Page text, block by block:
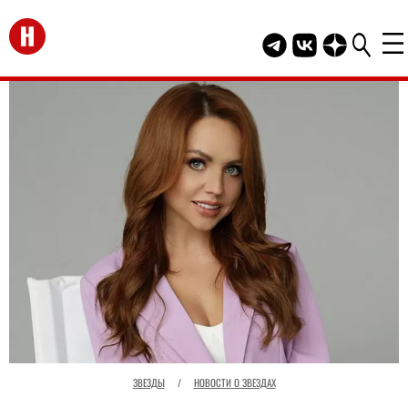
Перейти на главную
Telegram канал
Группа HELLO
Канал
ЗВЕЗДЫ / НОВОСТИ О ЗВЕЗДАХ